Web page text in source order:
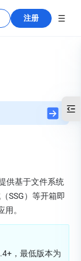
注册
供基于文件系统
SSG）等开箱即
。
，最低版本为